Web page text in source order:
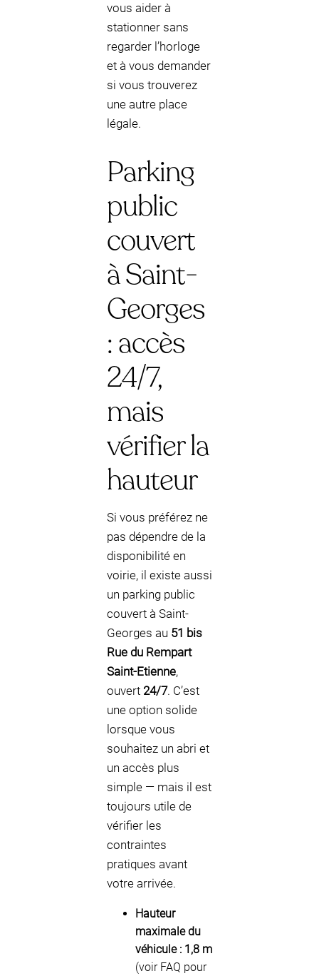
vous aider à
stationner sans
regarder l’horloge
et à vous demander
si vous trouverez
une autre place
légale.
Parking
public
couvert
à Saint-
Georges
: accès
24/7,
mais
vérifier la
hauteur
Si vous préférez ne
pas dépendre de la
disponibilité en
voirie, il existe aussi
un parking public
couvert à Saint-
Georges au 51 bis
Rue du Rempart
Saint-Etienne,
ouvert 24/7. C’est
une option solide
lorsque vous
souhaitez un abri et
un accès plus
simple — mais il est
toujours utile de
vérifier les
contraintes
pratiques avant
votre arrivée.
Hauteur
maximale du
véhicule : 1,8 m
(voir FAQ pour